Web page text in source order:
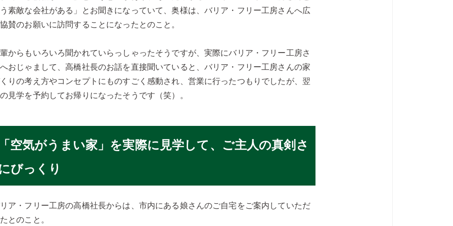
素敵な会社がある」とお聞きになっていて、奥様は、バリア・フリー工房さんへ広
賛のお願いに訪問することになったとのこと。
からもいろいろ聞かれていらっしゃったそうですが、実際にバリア・フリー工房さ
おじゃまして、高橋社長のお話を直接聞いていると、バリア・フリー工房さんの家
りの考え方やコンセプトにものすごく感動され、営業に行ったつもりでしたが、翌
見学を予約してお帰りになったそうです（笑）。
空気がうまい家」を実際に見学して、ご主人の真剣さ
びっくり
ア・フリー工房の高橋社長からは、市内にある娘さんのご自宅をご案内していただ
とのこと。